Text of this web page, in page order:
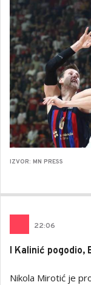
IZVOR: MN PRESS
22:06
I Kalinić pogodio,
Nikola Mirotić je